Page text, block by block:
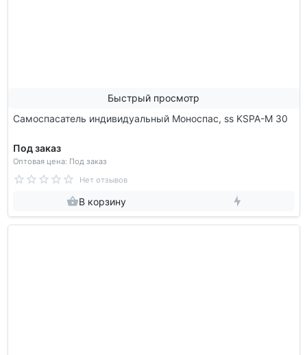
Быстрый просмотр
Самоспасатель индивидуальный Моноспас, ss KSPA-M 30
Под заказ
Оптовая цена: Под заказ
Нет отзывов
В корзину